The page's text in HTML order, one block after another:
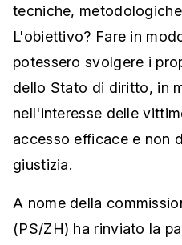
tecniche,
L'obiettivo? Fare in
potessero svolgere i
dello Stato di diritto, in
nell'interesse delle
accesso efficace e non
giustizia.
A nome della
(PS/ZH) ha rinviato la